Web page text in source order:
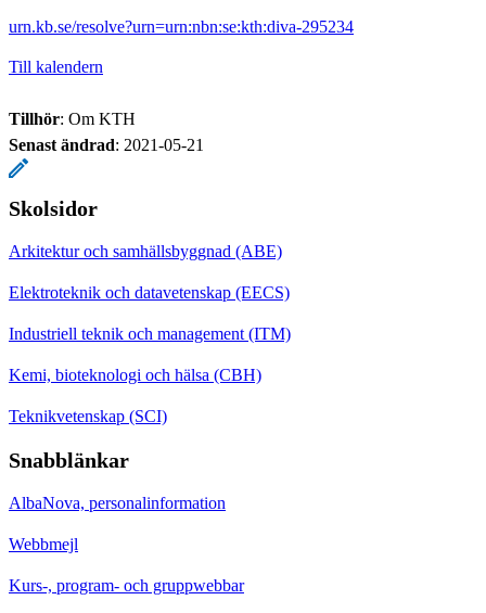
urn.kb.se/resolve?urn=urn:nbn:se:kth:diva-295234
Till kalendern
Tillhör: Om KTH
Senast ändrad: 2021-05-21
Skolsidor
Arkitektur och samhällsbyggnad (ABE)
Elektroteknik och datavetenskap (EECS)
Industriell teknik och management (ITM)
Kemi, bioteknologi och hälsa (CBH)
Teknikvetenskap (SCI)
Snabblänkar
AlbaNova, personalinformation
Webbmejl
Kurs-, program- och gruppwebbar